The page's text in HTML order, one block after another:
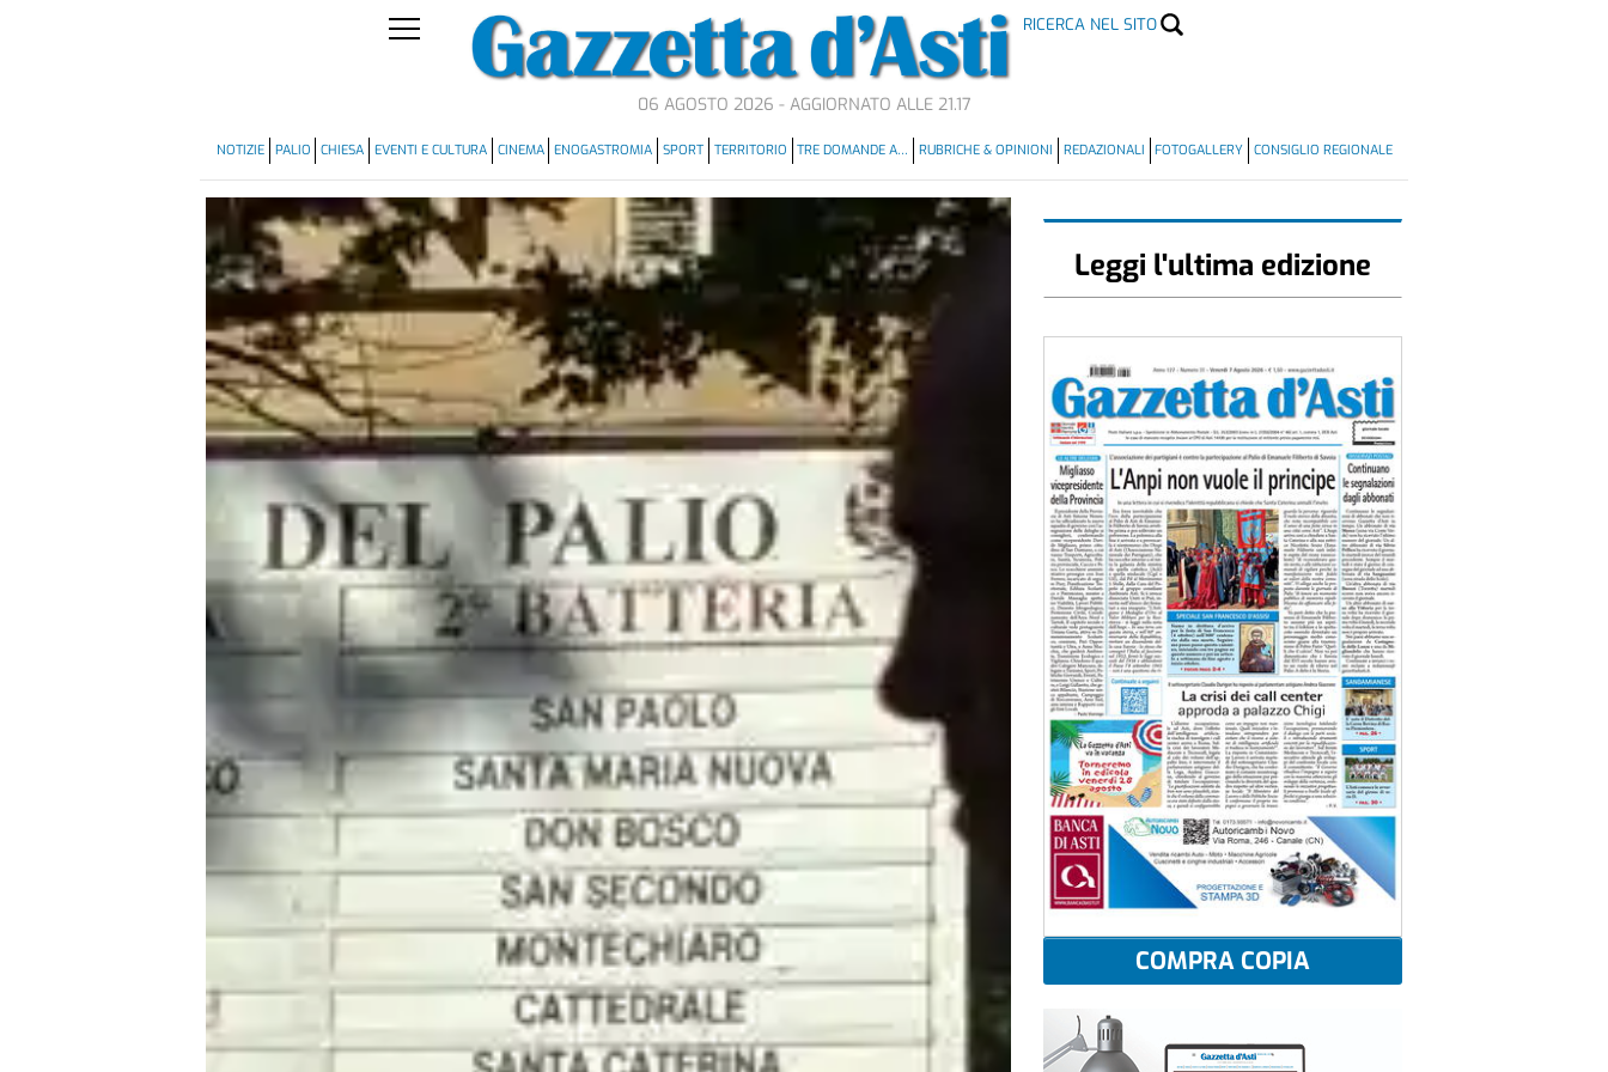
RICERCA NEL SITO
06 AGOSTO 2026 - AGGIORNATO ALLE 21.17
NOTIZIE PALIO CHIESA EVENTI E CULTURA CINEMA ENOGASTROMIA SPORT TERRITORIO TRE DOMANDE A… RUBRICHE & OPINIONI REDAZIONALI FOTOGALLERY CONSIGLIO REGIONALE
Leggi l'ultima edizione
COMPRA COPIA